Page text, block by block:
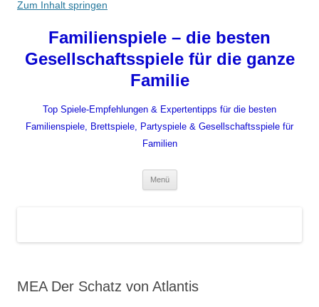
Zum Inhalt springen
Familienspiele – die besten
Gesellschaftsspiele für die ganze
Familie
Top Spiele-Empfehlungen & Expertentipps für die besten
Familienspiele, Brettspiele, Partyspiele & Gesellschaftsspiele für
Familien
Menü
MEA Der Schatz von Atlantis